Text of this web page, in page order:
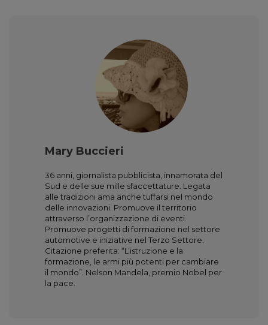
Mary Buccieri
36 anni, giornalista pubblicista, innamorata del
Sud e delle sue mille sfaccettature. Legata
alle tradizioni ama anche tuffarsi nel mondo
delle innovazioni. Promuove il territorio
attraverso l’organizzazione di eventi.
Promuove progetti di formazione nel settore
automotive e iniziative nel Terzo Settore.
Citazione preferita: “L’istruzione e la
formazione, le armi più potenti per cambiare
il mondo”. Nelson Mandela, premio Nobel per
la pace.